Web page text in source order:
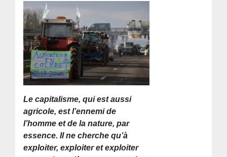
Le capitalisme, qui est aussi
agricole, est l’ennemi de
l’homme et de la nature, par
essence. Il ne cherche qu’à
exploiter, exploiter et exploiter